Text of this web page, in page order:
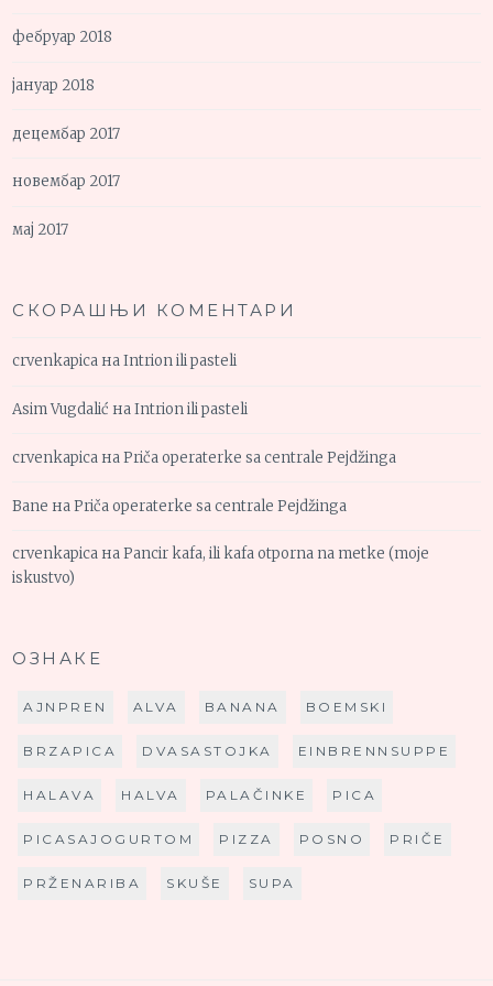
фебруар 2018
јануар 2018
децембар 2017
новембар 2017
мај 2017
СКОРАШЊИ КОМЕНТАРИ
crvenkapica наIntrion ili pasteli
Asim Vugdalić наIntrion ili pasteli
crvenkapica наPriča operaterke sa centrale Pejdžinga
Bane наPriča operaterke sa centrale Pejdžinga
crvenkapica наPancir kafa, ili kafa otporna na metke (moje
iskustvo)
ОЗНАКЕ
AJNPREN ALVA BANANA BOEMSKI
BRZAPICA DVASASTOJKA EINBRENNSUPPE
HALAVA HALVA PALAČINKE PICA
PICASAJOGURTOM PIZZA POSNO PRIČE
PRŽENARIBA SKUŠE SUPA